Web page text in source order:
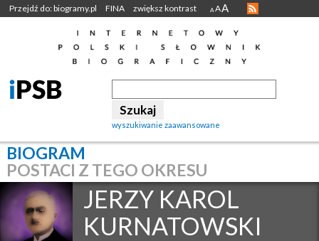
Przejdź do: biogramy.pl FINA zwiększ kontrast A AA
wyszukiwanie zaawansowane
BIOGRAM
POSTACI Z TEGO OKRESU
JERZY KAROL
KURNATOWSKI